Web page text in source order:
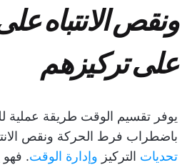
ونقص الانتباه
على تركيزهم
يوفر تقسيم الوقت طريقة عملية
باضطراب فرط الحركة ونقص
تحديات التركيز وإدارة الوقت. فهو